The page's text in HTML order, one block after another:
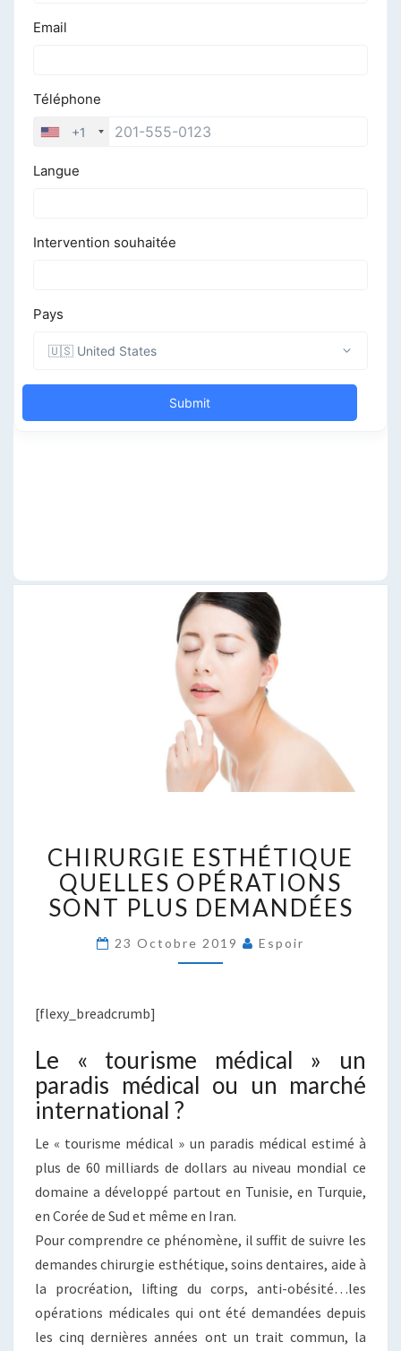
ESTHÉTIQUE
QUELLES
OPÉRATIONS
SONT
PLUS
DEMANDÉES
CHIRURGIE ESTHÉTIQUE
QUELLES OPÉRATIONS
SONT PLUS DEMANDÉES
23 Octobre 2019 Espoir
[flexy_breadcrumb]
Le « tourisme médical » un
paradis médical ou un marché
international ?
Le « tourisme médical » un paradis médical estimé à
plus de 60 milliards de dollars au niveau mondial ce
domaine a développé partout en Tunisie, en Turquie,
en Corée de Sud et même en Iran.
Pour comprendre ce phénomène, il suffit de suivre les
demandes chirurgie esthétique, soins dentaires, aide à
la procréation, lifting du corps, anti-obésité…les
opérations médicales qui ont été demandées depuis
les cinq dernières années ont un trait commun, la